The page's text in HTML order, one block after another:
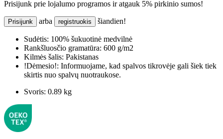
Prisijunk prie lojalumo programos ir atgauk 5% pirkinio sumos!
Prisijunk arba registruokis šiandien!
Sudėtis: 100% šukuotinė medvilnė
Rankšluosčio gramatūra: 600 g/m2
Kilmės šalis: Pakistanas
!Dėmesio!: Informuojame, kad spalvos tikrovėje gali šiek tiek
skirtis nuo spalvų nuotraukose.
Svoris: 0.89 kg